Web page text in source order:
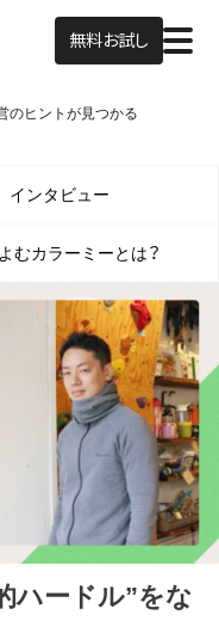
無料お試し
ミー
のヒントが見つかる
インタビュー
むカラーミーとは？
ハードル”をな